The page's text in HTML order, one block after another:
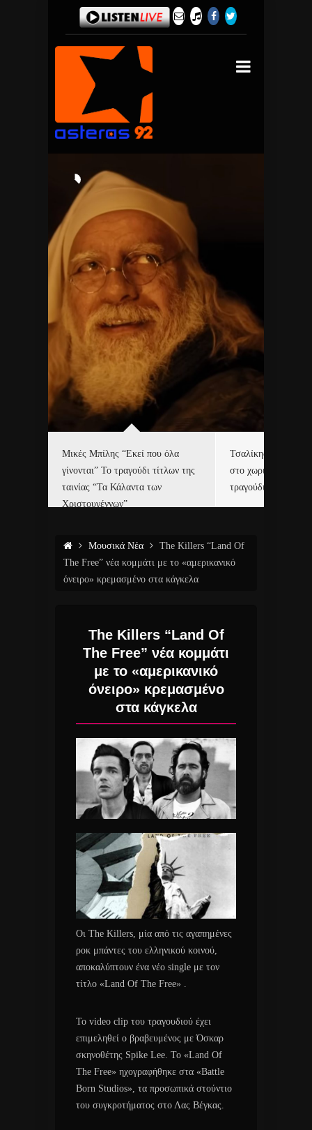
Μικές Μπίλης “Εκεί που όλα
γίνονται” Το τραγούδι τίτλων της
ταινίας “Τα Κάλαντα των
Χριστουγέννων”
Τσαλίκης,
στο χωριό του Άι
τραγούδι και video
Μουσικά Νέα
The Killers “Land Of
The Free” νέα κομμάτι με το «αμερικανικό
όνειρο» κρεμασμένο στα κάγκελα
The Killers “Land Of
The Free” νέα κομμάτι
με το «αμερικανικό
όνειρο» κρεμασμένο
στα κάγκελα
Οι The Killers, μία από τις αγαπημένες
ροκ μπάντες του ελληνικού κοινού,
αποκαλύπτουν ένα νέο single με τον
τίτλο «Land Of The Free» .
Το video clip του τραγουδιού έχει
επιμεληθεί ο βραβευμένος με Όσκαρ
σκηνοθέτης Spike Lee. Το «Land Of
The Free» ηχογραφήθηκε στα «Battle
Born Studios», τα προσωπικά στούντιο
του συγκροτήματος στο Λας Βέγκας.